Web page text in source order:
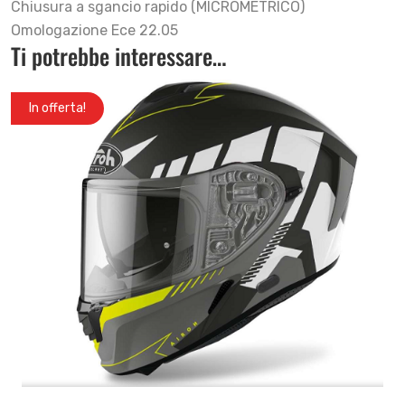
Chiusura a sgancio rapido (MICROMETRICO)
Omologazione Ece 22.05
Ti potrebbe interessare…
In offerta!